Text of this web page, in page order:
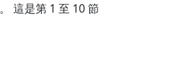
這是第 1 至 10 節